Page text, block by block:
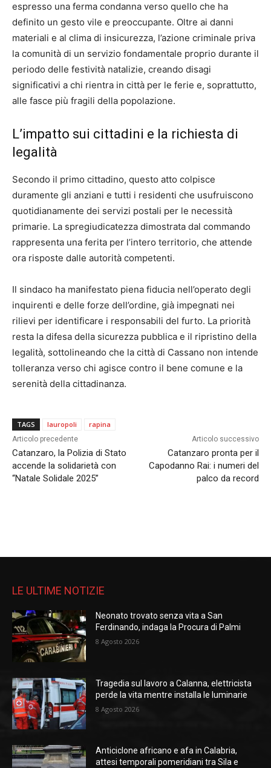
espresso una ferma condanna verso quello che ha
definito un gesto vile e preoccupante. Oltre ai danni
materiali e al clima di insicurezza, l’azione criminale priva
la comunità di un servizio fondamentale proprio durante il
periodo delle festività natalizie, creando disagi
significativi a chi rientra in città per le ferie e, soprattutto,
alle fasce più fragili della popolazione.
L’impatto sui cittadini e la richiesta di
legalità
Secondo il primo cittadino, questo atto colpisce
duramente gli anziani e tutti i residenti che usufruiscono
quotidianamente dei servizi postali per le necessità
primarie. La spregiudicatezza dimostrata dal commando
rappresenta una ferita per l’intero territorio, che attende
ora risposte dalle autorità competenti.
Il sindaco ha manifestato piena fiducia nell’operato degli
inquirenti e delle forze dell’ordine, già impegnati nei
rilievi per identificare i responsabili del furto. La priorità
resta la difesa della sicurezza pubblica e il ripristino della
legalità, sottolineando che la città di Cassano non intende
tolleranza verso chi agisce contro il bene comune e la
serenità della cittadinanza.
TAGS lauropoli rapina
Articolo precedente
Catanzaro, la Polizia di Stato
accende la solidarietà con
“Natale Solidale 2025”
Articolo successivo
Catanzaro pronta per il
Capodanno Rai: i numeri del
palco da record
LE ULTIME NOTIZIE
Neonato trovato senza vita a San
Ferdinando, indaga la Procura di Palmi
8 Agosto 2026
Tragedia sul lavoro a Calanna, elettricista
perde la vita mentre installa le luminarie
8 Agosto 2026
Anticiclone africano e afa in Calabria,
attesi temporali pomeridiani tra Sila e